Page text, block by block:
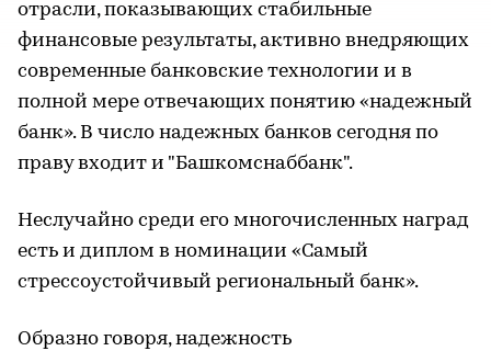
отрасли, показывающих стабильные
финансовые результаты, активно внедряющих
современные банковские технологии и в
полной мере отвечающих понятию «надежный
банк». В число надежных банков сегодня по
праву входит и "Башкомснаббанк".
Неслучайно среди его многочисленных наград
есть и диплом в номинации «Самый
стрессоустойчивый региональный банк».
Образно говоря, надежность